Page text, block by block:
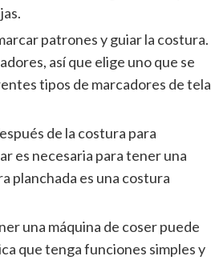
patrones y guiar la costura.
así que elige uno que se
tipos de marcadores de tela
de la costura para
es necesaria para tener una
planchada es una costura
una máquina de coser puede
que tenga funciones simples y